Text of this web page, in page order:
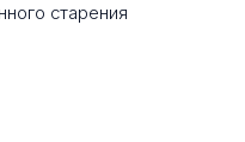
старения